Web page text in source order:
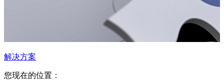
解决方案
您现在的位置：